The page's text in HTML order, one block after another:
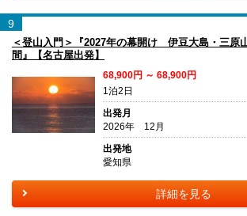
9
＜登山入門＞『2027年の幕開け 伊豆大島・三原
間』【名古屋出発】
68,900円 ～ 68,900円
1泊2日
出発月
2026年 12月
出発地
愛知県
詳細を見る